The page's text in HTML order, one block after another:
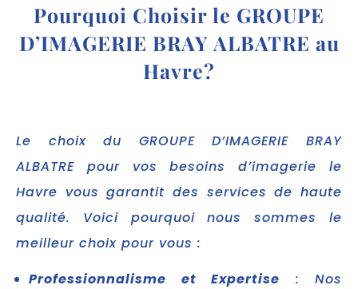
Pourquoi Choisir le GROUPE
D’IMAGERIE BRAY ALBATRE au
Havre?
Le choix du GROUPE D’IMAGERIE BRAY
ALBATRE pour vos besoins d’imagerie le
Havre vous garantit des services de haute
qualité. Voici pourquoi nous sommes le
meilleur choix pour vous :
Professionnalisme et Expertise : Nos